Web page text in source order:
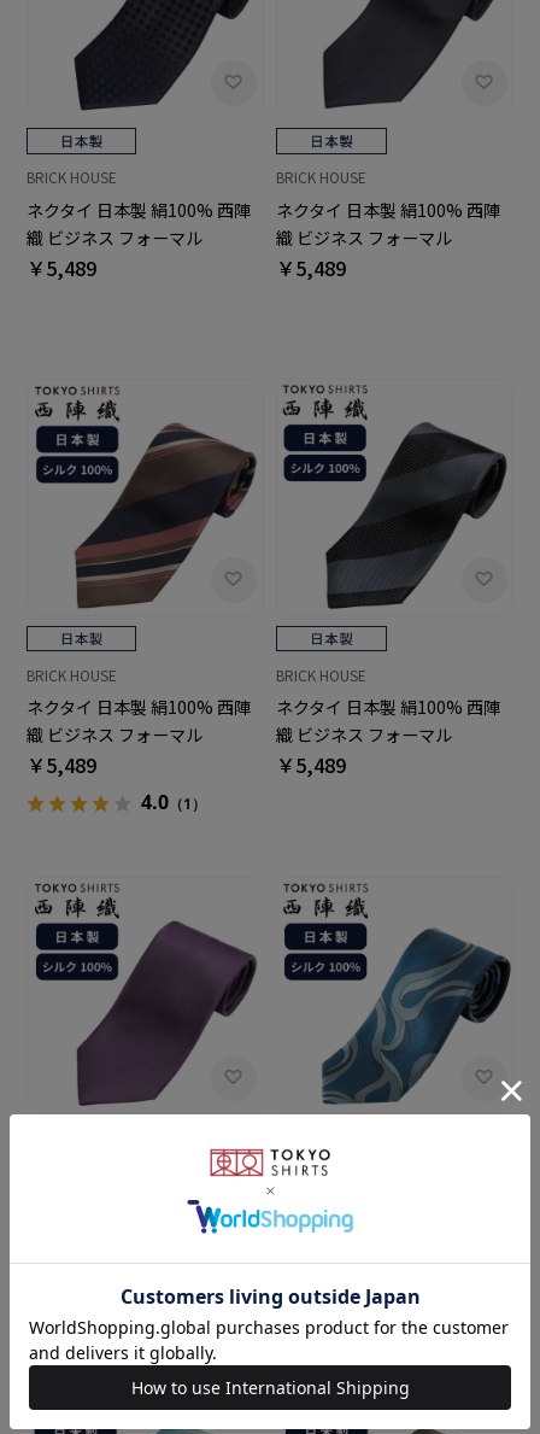
BRICK HOUSE
ネクタイ 日本製 絹100% 西陣
織 ビジネス フォーマル
￥5,489
BRICK HOUSE
ネクタイ 日本製 絹100% 西陣
織 ビジネス フォーマル
￥5,489
BRICK HOUSE
ネクタイ 日本製 絹100% 西陣
織 ビジネス フォーマル
￥5,489
4.0（1）
BRICK HOUSE
ネクタイ 日本製 絹100% 西陣
織 ビジネス フォーマル
￥5,489
ネクタイ 日本製 絹100% 西陣
織 ビジネス フォーマル
￥5,489
BRICK HOUSE
ネクタイ 日本製 絹100% 西陣
織 ビジネス フォーマル
￥5,489
5.0（1）